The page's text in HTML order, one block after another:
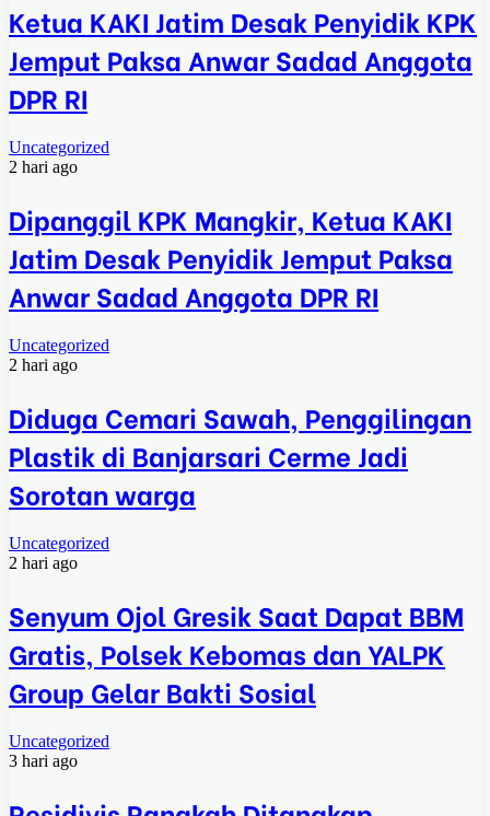
Ketua KAKI Jatim Desak Penyidik KPK
Jemput Paksa Anwar Sadad Anggota
DPR RI
Uncategorized
2 hari ago
Dipanggil KPK Mangkir, Ketua KAKI
Jatim Desak Penyidik Jemput Paksa
Anwar Sadad Anggota DPR RI
Uncategorized
2 hari ago
Diduga Cemari Sawah, Penggilingan
Plastik di Banjarsari Cerme Jadi
Sorotan warga
Uncategorized
2 hari ago
Senyum Ojol Gresik Saat Dapat BBM
Gratis, Polsek Kebomas dan YALPK
Group Gelar Bakti Sosial
Uncategorized
3 hari ago